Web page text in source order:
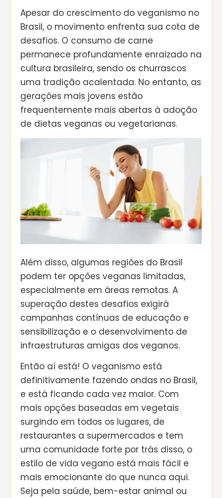
Apesar do crescimento do veganismo no
Brasil, o movimento enfrenta sua cota de
desafios. O consumo de carne
permanece profundamente enraizado na
cultura brasileira, sendo os churrascos
uma tradição acalentada. No entanto, as
gerações mais jovens estão
frequentemente mais abertas à adoção
de dietas veganas ou vegetarianas.
Além disso, algumas regiões do Brasil
podem ter opções veganas limitadas,
especialmente em áreas remotas. A
superação destes desafios exigirá
campanhas contínuas de educação e
sensibilização e o desenvolvimento de
infraestruturas amigas dos veganos.
Então aí está! O veganismo está
definitivamente fazendo ondas no Brasil,
e está ficando cada vez maior. Com
mais opções baseadas em vegetais
surgindo em todos os lugares, de
restaurantes a supermercados e tem
uma comunidade forte por trás disso, o
estilo de vida vegano está mais fácil e
mais emocionante do que nunca aqui.
Seja pela saúde, bem-estar animal ou